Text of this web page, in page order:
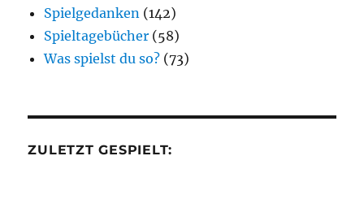
Spielgedanken (142)
Spieltagebücher (58)
Was spielst du so? (73)
ZULETZT GESPIELT: